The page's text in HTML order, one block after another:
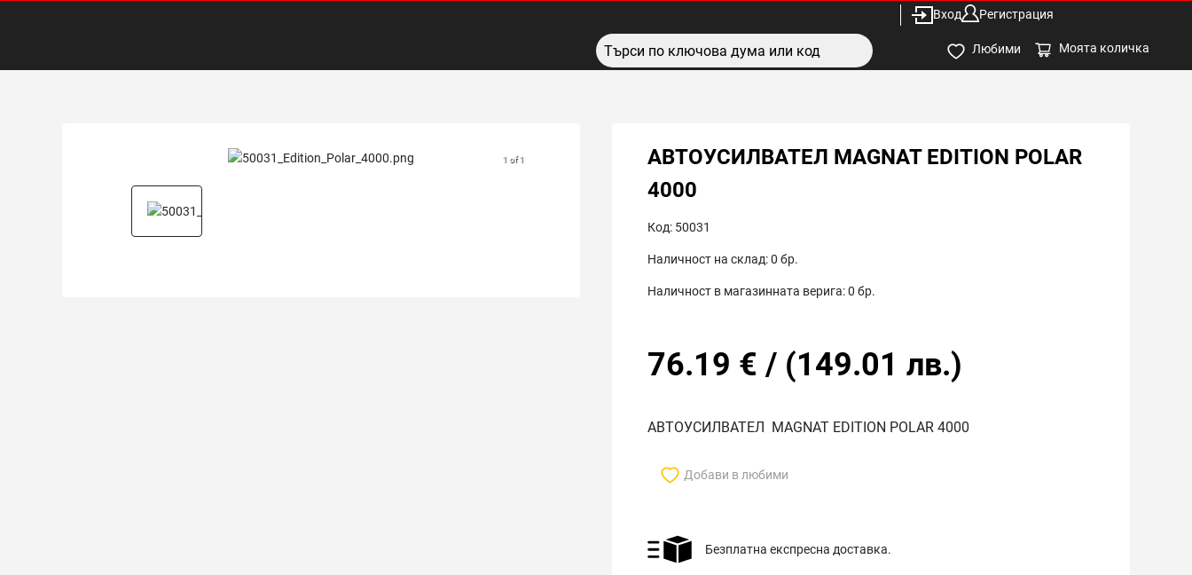
Вход Регистрация
Любими Моята количка
1 of 1
АВТОУСИЛВАТЕЛ MAGNAT EDITION POLAR
4000
Код: 50031
Наличност на склад:0 бр.
Наличност в магазинната верига:0 бр.
76.19 € / (149.01 лв.)
АВТОУСИЛВАТЕЛ MAGNAT EDITION POLAR 4000
Добави в любими
Безплатна експресна доставка.